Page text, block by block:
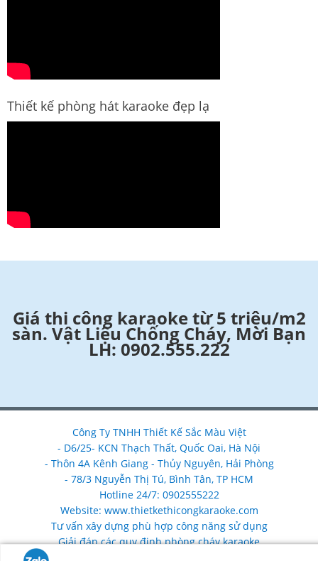
Thiết kế phòng hát karaoke đẹp lạ
Giá thi công karaoke từ 5 triệu/m2
sàn. Vật Liệu Chống Cháy, Mời Bạn
LH: 0902.555.222
Công Ty TNHH Thiết Kế Sắc Màu Việt
- D6/25- KCN Thạch Thất, Quốc Oai, Hà Nội
- Thôn 4A Kênh Giang - Thủy Nguyên, Hải Phòng
- 78/3 Nguyễn Thị Tú, Bình Tân, TP HCM
Hotline 24/7: 0902555222
Website: www.thietkethicongkaraoke.com
Tư vấn xây dựng phù hợp công năng sử dụng
Giải đáp các quy định phòng cháy karaoke
Nhận làm mới, nâng cấp, sửa chữa cải tạo phòng karaoke